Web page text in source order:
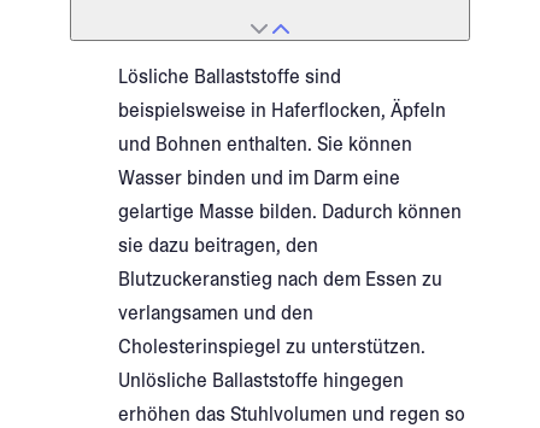
Lösliche Ballaststoffe sind
beispielsweise in Haferflocken, Äpfeln
und Bohnen enthalten. Sie können
Wasser binden und im Darm eine
gelartige Masse bilden. Dadurch können
sie dazu beitragen, den
Blutzuckeranstieg nach dem Essen zu
verlangsamen und den
Cholesterinspiegel zu unterstützen.
Unlösliche Ballaststoffe hingegen
erhöhen das Stuhlvolumen und regen so